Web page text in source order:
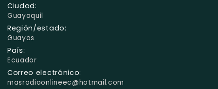
Ciudad:
Guayaquil
Región/estado:
Guayas
País:
Ecuador
Correo electrónico:
masradioonlineec@hotmail.com